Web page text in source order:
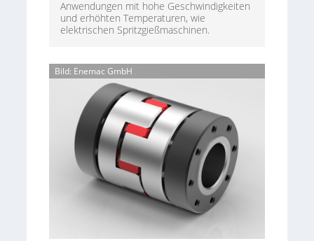
Anwendungen mit hohe Geschwindigkeiten
und erhöhten Temperaturen, wie
elektrischen Spritzgießmaschinen.
Bild: Enemac GmbH